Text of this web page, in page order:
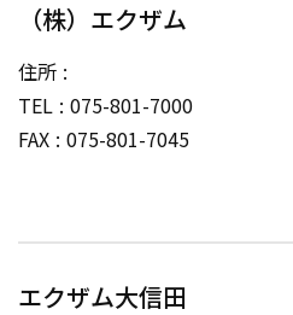
（株）エクザム
住所
TEL 075-801-7000
FAX 075-801-7045
エクザム大信田